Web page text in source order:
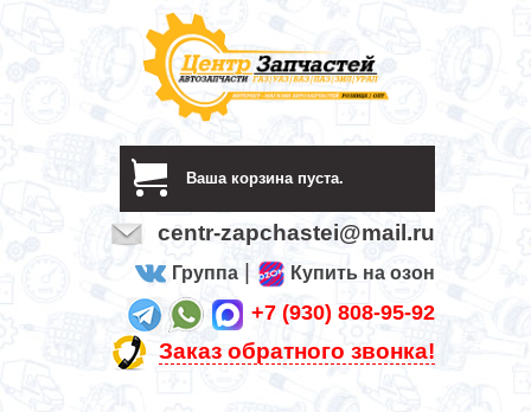
Ваша корзина пуста.
centr-zapchastei@mail.ru
Группа Купить на озон
+7 (930) 808-95-92
Заказ обратного звонка!